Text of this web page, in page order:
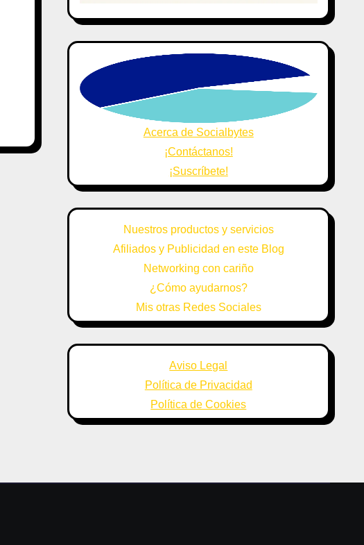
Acerca de Socialbytes
¡Contáctanos!
¡Suscríbete!
Nuestros productos y servicios
Afiliados y Publicidad en este Blog
Networking con cariño
¿Cómo ayudarnos?
Mis otras Redes Sociales
Aviso Legal
Política de Privacidad
Política de Cookies